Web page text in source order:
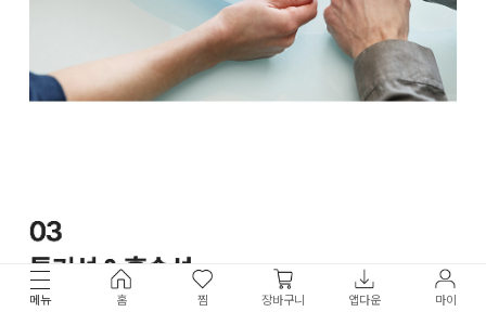
메뉴 홈 찜 장바구니 앱다운 마이